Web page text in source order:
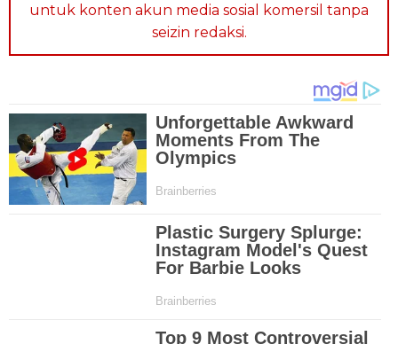
untuk konten akun media sosial komersil tanpa
seizin redaksi.